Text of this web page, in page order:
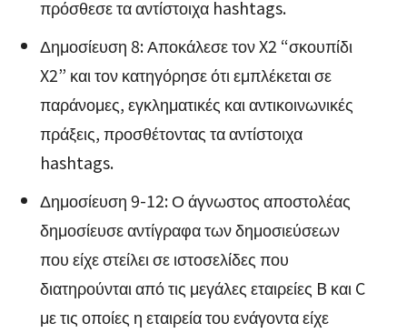
πρόσθεσε τα αντίστοιχα hashtags.
Δημοσίευση 8: Αποκάλεσε τον X2 “σκουπίδι
X2” και τον κατηγόρησε ότι εμπλέκεται σε
παράνομες, εγκληματικές και αντικοινωνικές
πράξεις, προσθέτοντας τα αντίστοιχα
hashtags.
Δημοσίευση 9-12: Ο άγνωστος αποστολέας
δημοσίευσε αντίγραφα των δημοσιεύσεων
που είχε στείλει σε ιστοσελίδες που
διατηρούνται από τις μεγάλες εταιρείες B και C
με τις οποίες η εταιρεία του ενάγοντα είχε